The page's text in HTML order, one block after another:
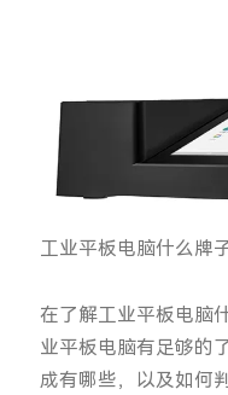
工业平板电脑什么牌
在了解工业平板电脑
业平板电脑有足够的
成有哪些，以及如何